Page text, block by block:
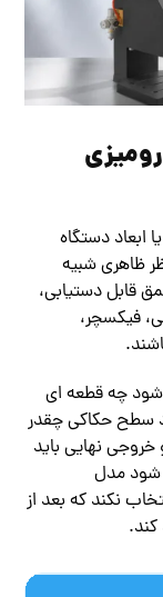
دستگاه
ظاهری شبیه
قابل دستیابی،
فیکسچر،
شود چه قطعه ای
سطح حکاکی چقدر
نهایی باید
شود مدل
نکند که بعد از